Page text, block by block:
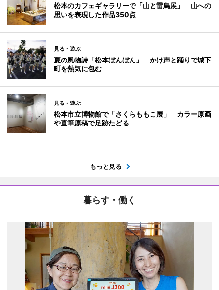
松本のカフェギャラリーで「山と雷鳥展」 山への
思いを表現した作品350点
見る・遊ぶ
夏の風物詩「松本ぼんぼん」 かけ声と踊りで城下
町を熱気に包む
見る・遊ぶ
松本市立博物館で「さくらももこ展」 カラー原画
や直筆原稿で足跡たどる
もっと見る
暮らす・働く